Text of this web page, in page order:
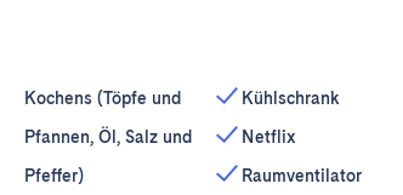
Kochens (Töpfe und
Pfannen, Öl, Salz und
Pfeffer)
Kühlschrank
Netflix
Raumventilator